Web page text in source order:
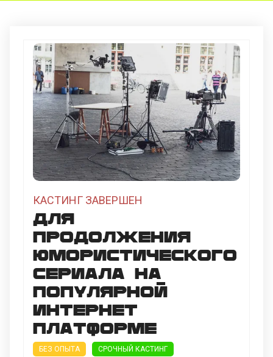
КАСТИНГ ЗАВЕРШЕН
Для
продолжения
юмористического
сериала на
популярной
интернет
платформе
БЕЗ ОПЫТА СРОЧНЫЙ КАСТИНГ